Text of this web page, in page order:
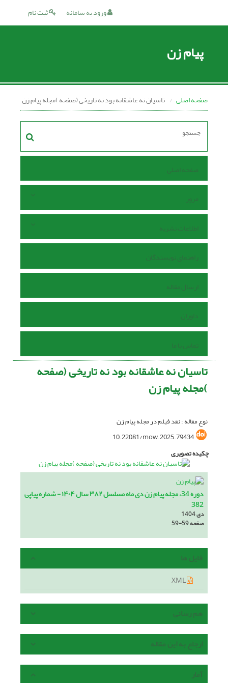
ثبت نام ورود به سامانه
پیام زن
صفحه اصلی تاسیان نه عاشقانه بود نه تاریخی (صفحه )مجله پیام زن
صفحه اصلی
مرور
اطلاعات نشریه
راهنمای نویسندگان
ارسال مقاله
داوران
تماس با ما
تاسیان نه عاشقانه بود نه تاریخی (صفحه
)مجله پیام زن
نوع مقاله : نقد فیلم در مجله پیام زن
10.22081/mow.2025.79434
چکیده تصویری
دوره 34، مجله پیام زن دی ماه مسلسل ۳۸۲ سال ۱۴۰۴ - شماره پیاپی
382
دی 1404
صفحه59-59
فایل ها
هم رسانی
ارجاع به این مقاله
آمار